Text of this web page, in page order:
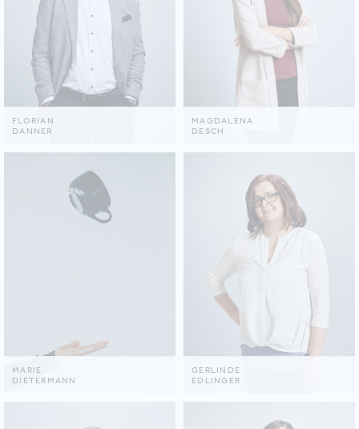
FLORIAN
DANNER
MAGDALENA
DESCH
MARIE
DIETERMANN
GERLINDE
EDLINGER